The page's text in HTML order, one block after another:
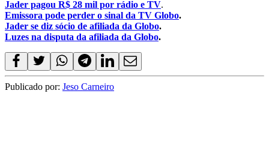
Jader pagou R$ 28 mil por rádio e TV.
Emissora pode perder o sinal da TV Globo.
Jader se diz sócio de afiliada da Globo.
Luzes na disputa da afiliada da Globo.
Publicado por: Jeso Carneiro